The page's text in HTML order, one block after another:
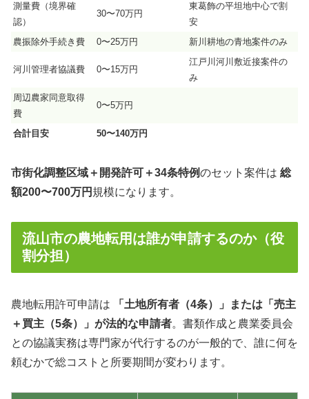
測量費（境界確
認）
30〜70万円
東葛飾の平坦地中心で割
安
農振除外手続き費
0〜25万円 新川耕地の青地案件のみ
河川管理者協議費 0〜15万円
江戸川河川敷近接案件の
み
周辺農家同意取得
費
0〜5万円
合計目安 50〜140万円
市街化調整区域＋開発許可＋34条特例のセット案件は 総
額200〜700万円 規模になります。
流山市の農地転用は誰が申請するのか（役
割分担）
農地転用許可申請は
「土地所有者（4条）」または「売主
＋買主（5条）」が法的な申請者。書類作成と農業委員会
との協議実務は専門家が代行するのが一般的で、誰に何を
頼むかで総コストと所要期間が変わります。